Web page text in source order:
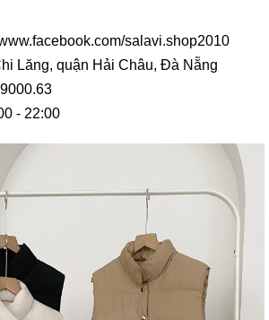
salavi.shop2010
Lăng, quận Hải Châu, Đà Nẵng
- 22:00